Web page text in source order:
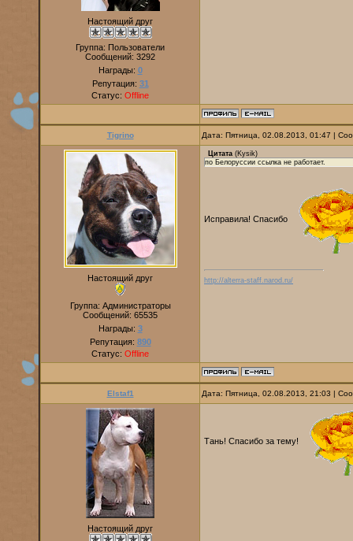
Настоящий друг
Группа: Пользователи
Сообщений: 3292
Награды: 0
Репутация: 31
Статус: Offline
Tigrino Дата: Пятница, 02.08.2013, 01:47 |
Настоящий друг
Группа: Администраторы
Сообщений: 65535
Награды: 3
Репутация: 890
Статус: Offline
Цитата (Kysik)
по Белоруссии ссылка не работает.
Исправила! Спасибо
http://alterra-staff.narod.ru/
Elstaf1 Дата: Пятница, 02.08.2013, 21:03 |
Настоящий друг
Тань! Спасибо за тему!